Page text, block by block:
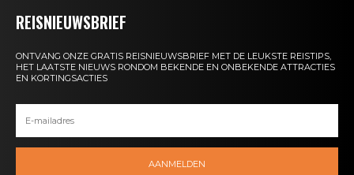
REISNIEUWSBRIEF
ONTVANG ONZE GRATIS REISNIEUWSBRIEF MET DE LEUKSTE REISTIPS,
HET LAATSTE NIEUWS RONDOM BEKENDE EN ONBEKENDE ATTRACTIES
EN KORTINGSACTIES
AANMELDEN